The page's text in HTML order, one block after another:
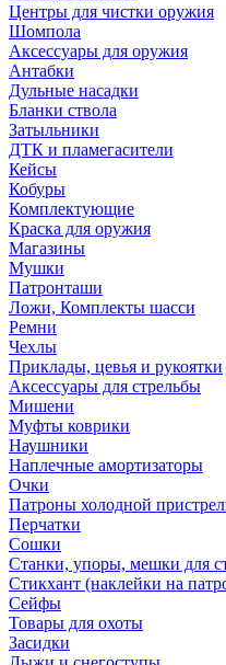
Центры для чистки оружия
Шомпола
Аксессуары для оружия
Антабки
Дульные насадки
Бланки ствола
Затыльники
ДТК и пламегасители
Кейсы
Кобуры
Комплектующие
Краска для оружия
Магазины
Мушки
Патронташи
Ложи, Комплекты шасси
Ремни
Чехлы
Приклады, цевья и рукоятки
Аксессуары для стрельбы
Мишени
Муфты коврики
Наушники
Наплечные амортизаторы
Очки
Патроны холодной
Перчатки
Сошки
Станки, упоры, мешки для
Стикхант (наклейки на
Сейфы
Товары для охоты
Засидки